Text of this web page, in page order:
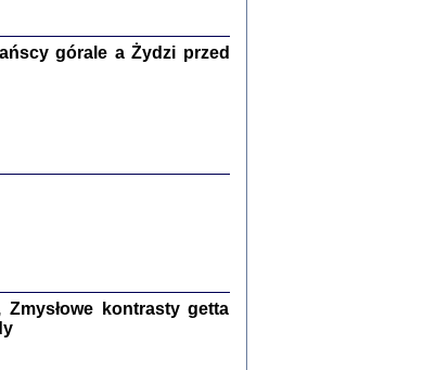
oprac. Marta Janczewska
górale a Żydzi przed
kontrasty getta